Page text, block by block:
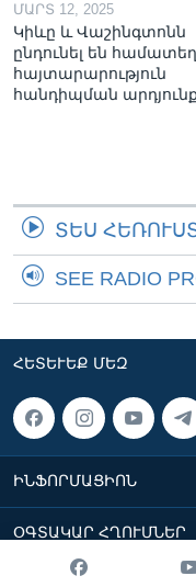
ՄԱՐՏ 12, 2025
Կիևը և Վաշինգտոնն
ընդունել են համատեղ
հայտարարություն
հանդիպման
ՏԵՍ
SEE RADIO
ՀԵՏԵՒԵՔ ՄԵԶ
ԻՆՖՈՐՄԱՑԻՈՆ
ՕԳՏԱԿԱՐ ՀՂՈՒՄՆԵՐ